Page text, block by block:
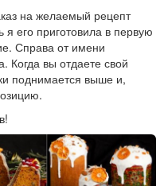
на желаемый рецепт
я его приготовила в первую
Справа от имени
Когда вы отдаете свой
поднимается выше и,